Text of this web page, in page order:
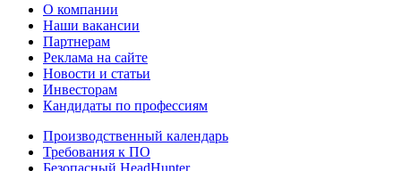
О компании
Наши вакансии
Партнерам
Реклама на сайте
Новости и статьи
Инвесторам
Кандидаты по профессиям
Производственный календарь
Требования к ПО
Безопасный HeadHunter